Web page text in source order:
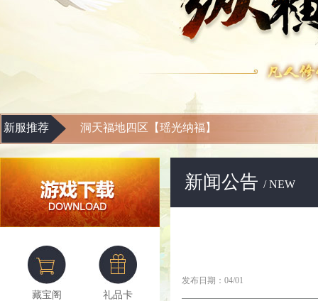
新服推荐 洞天福地四区【瑶光纳福】
藏宝阁 礼品卡
新闻公告 / NEW
发布日期：04/01